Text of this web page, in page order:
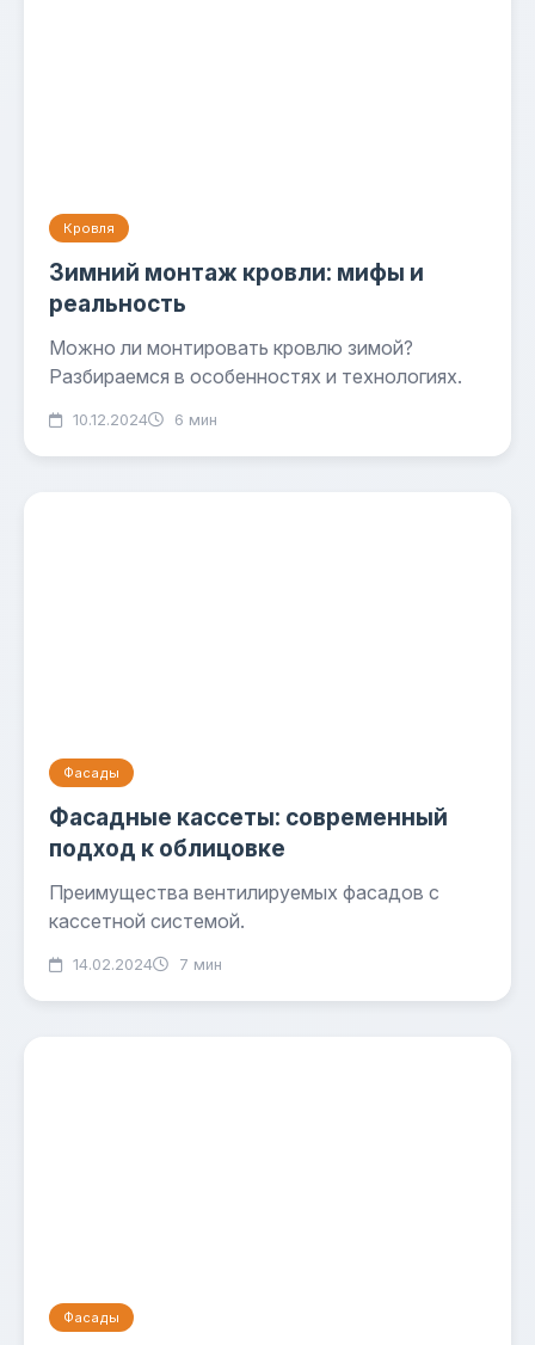
Кровля
Зимний монтаж кровли: мифы и
реальность
Можно ли монтировать кровлю зимой?
Разбираемся в особенностях и технологиях.
10.12.2024 6 мин
Фасады
Фасадные кассеты: современный
подход к облицовке
Преимущества вентилируемых фасадов с
кассетной системой.
14.02.2024 7 мин
Фасады